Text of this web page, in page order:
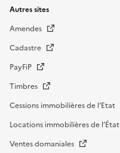
Autres sites
Amendes
Cadastre
PayFiP
Timbres
Cessions immobilières de l'Etat
Locations immobilières de l’État
Ventes domaniales